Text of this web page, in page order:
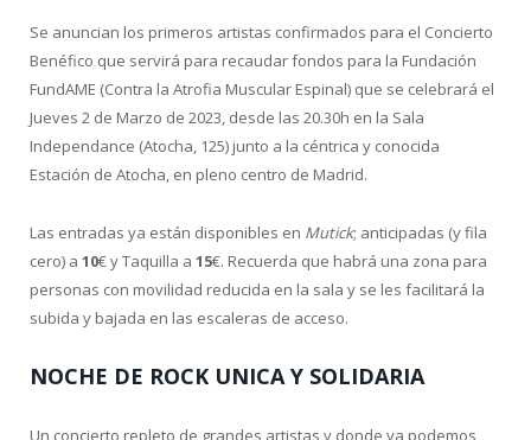
Se anuncian los primeros artistas confirmados para el Concierto
Benéfico que servirá para recaudar fondos para la Fundación
FundAME (Contra la Atrofia Muscular Espinal) que se celebrará el
Jueves 2 de Marzo de 2023, desde las 20.30h en la Sala
Independance (Atocha, 125) junto a la céntrica y conocida
Estación de Atocha, en pleno centro de Madrid.
Las entradas ya están disponibles en Mutick; anticipadas (y fila
cero) a 10€ y Taquilla a 15€. Recuerda que habrá una zona para
personas con movilidad reducida en la sala y se les facilitará la
subida y bajada en las escaleras de acceso.
NOCHE DE ROCK UNICA Y SOLIDARIA
Un concierto repleto de grandes artistas y donde ya podemos